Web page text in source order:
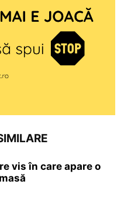
vis în care apare o